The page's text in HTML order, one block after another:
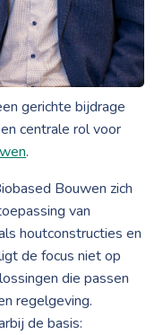
gerichte bijdrage
centrale rol voor
.
Bouwen zich
van
houtconstructies en
de focus niet op
die passen
regelgeving.
de basis: